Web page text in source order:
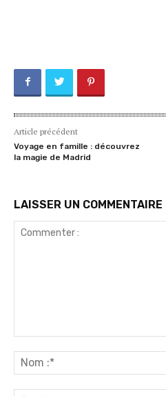
Article précédent
Voyage en famille : découvrez
la magie de Madrid
LAISSER UN COMMENTAIRE